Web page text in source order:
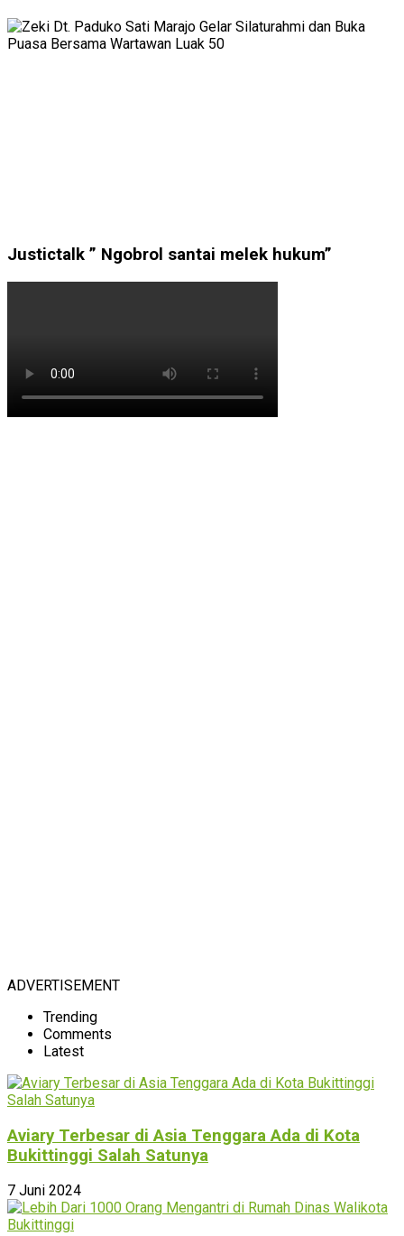
Justictalk ” Ngobrol santai melek hukum”
ADVERTISEMENT
Trending
Comments
Latest
Aviary Terbesar di Asia Tenggara Ada di Kota
Bukittinggi Salah Satunya
7 Juni 2024